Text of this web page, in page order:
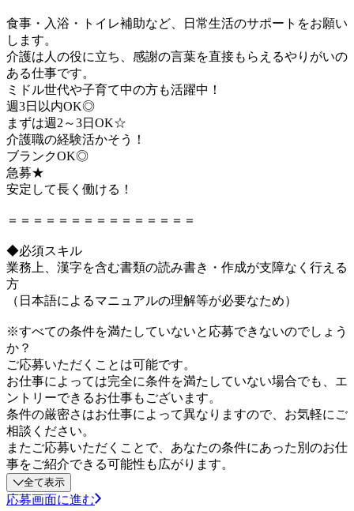
食事・入浴・トイレ補助など、日常生活のサポートをお願い
します。
介護は人の役に立ち、感謝の言葉を直接もらえるやりがいの
ある仕事です。
ミドル世代や子育て中の方も活躍中！
週3日以内OK◎
まずは週2～3日OK☆
介護職の経験活かそう！
ブランクOK◎
急募★
安定して長く働ける！
＝＝＝＝＝＝＝＝＝＝＝＝＝＝＝
◆必須スキル
業務上、漢字を含む書類の読み書き・作成が支障なく行える
方
（日本語によるマニュアルの理解等が必要なため）
※すべての条件を満たしていないと応募できないのでしょう
か？
ご応募いただくことは可能です。
お仕事によっては完全に条件を満たしていない場合でも、エ
ントリーできるお仕事もございます。
条件の厳密さはお仕事によって異なりますので、お気軽にご
相談ください。
またご応募いただくことで、あなたの条件にあった別のお仕
事をご紹介できる可能性も広がります。
全て表示
応募画面に進む